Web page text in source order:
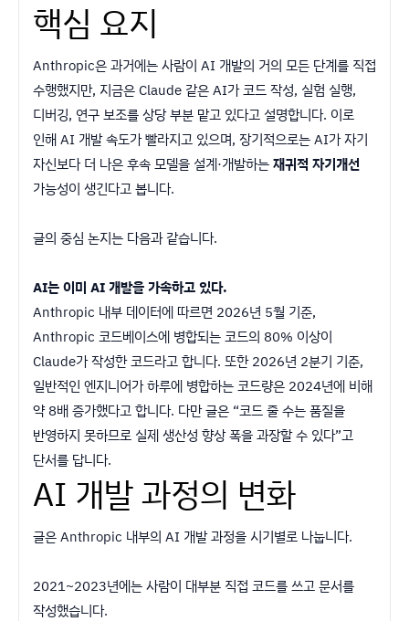
핵심 요지
Anthropic은 과거에는 사람이 AI 개발의 거의 모든 단계를 직접
수행했지만, 지금은 Claude 같은 AI가 코드 작성, 실험 실행,
디버깅, 연구 보조를 상당 부분 맡고 있다고 설명합니다. 이로
인해 AI 개발 속도가 빨라지고 있으며, 장기적으로는 AI가 자기
자신보다 더 나은 후속 모델을 설계·개발하는재귀적 자기개선
가능성이 생긴다고 봅니다.
글의 중심 논지는 다음과 같습니다.
AI는 이미 AI 개발을 가속하고 있다.
Anthropic 내부 데이터에 따르면 2026년 5월 기준,
Anthropic 코드베이스에 병합되는 코드의 80% 이상이
Claude가 작성한 코드라고 합니다. 또한 2026년 2분기 기준,
일반적인 엔지니어가 하루에 병합하는 코드량은 2024년에 비해
약 8배 증가했다고 합니다. 다만 글은 “코드 줄 수는 품질을
반영하지 못하므로 실제 생산성 향상 폭을 과장할 수 있다”고
단서를 답니다.
AI 개발 과정의 변화
글은 Anthropic 내부의 AI 개발 과정을 시기별로 나눕니다.
2021~2023년에는 사람이 대부분 직접 코드를 쓰고 문서를
작성했습니다.